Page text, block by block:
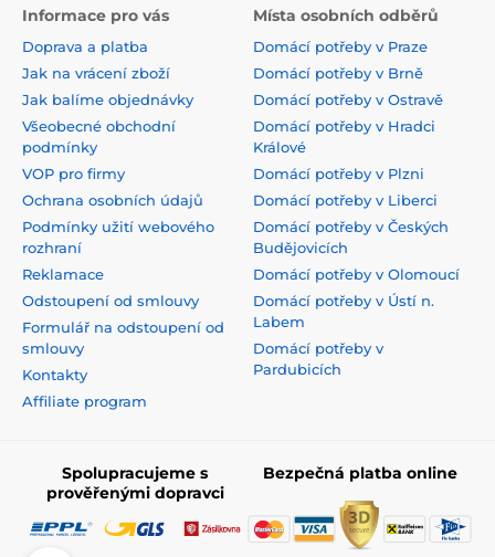
Informace pro vás
Doprava a platba
Jak na vrácení zboží
Jak balíme objednávky
Všeobecné obchodní
podmínky
VOP pro firmy
Ochrana osobních údajů
Podmínky užití webového
rozhraní
Reklamace
Odstoupení od smlouvy
Formulář na odstoupení od
smlouvy
Kontakty
Affiliate program
Místa osobních odběrů
Domácí potřeby v Praze
Domácí potřeby v Brně
Domácí potřeby v Ostravě
Domácí potřeby v Hradci
Králové
Domácí potřeby v Plzni
Domácí potřeby v Liberci
Domácí potřeby v Českých
Budějovicích
Domácí potřeby v Olomoucí
Domácí potřeby v Ústí n.
Labem
Domácí potřeby v
Pardubicích
Spolupracujeme s
prověřenými dopravci
Bezpečná platba online